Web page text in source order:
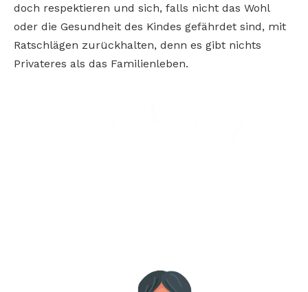
doch respektieren und sich, falls nicht das Wohl
oder die Gesundheit des Kindes gefährdet sind, mit
Ratschlägen zurückhalten, denn es gibt nichts
Privateres als das Familienleben.